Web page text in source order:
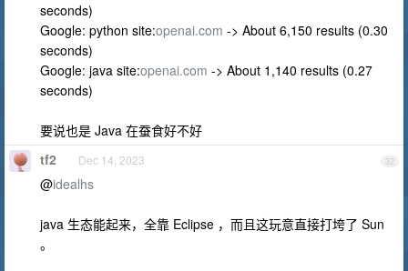
seconds)
Google: python site:openai.com -> About 6,150 results (0.30
seconds)
Google: java site:openai.com -> About 1,140 results (0.27
seconds)
要说也是 Java 在蚕食好不好
32
tf2 Dec 14, 2023
@idealhs
java 生态能起来，全靠 Eclipse ，而且这玩意直接打垮了 Sun
。